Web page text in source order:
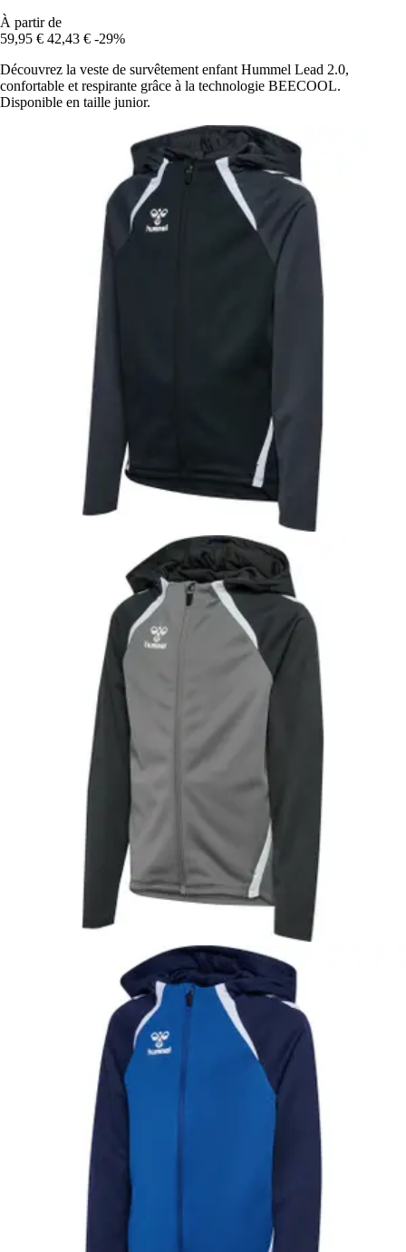
À partir de
59,95 € 42,43 € -29%
Découvrez la veste de survêtement enfant Hummel Lead 2.0,
confortable et respirante grâce à la technologie BEECOOL.
Disponible en taille junior.